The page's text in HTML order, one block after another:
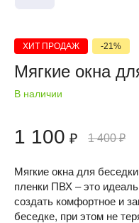
ХИТ ПРОДАЖ -21%
Мягкие окна
В наличии
1 100 ₽ 1 400₽
Мягкие окна для
пленки ПВХ – это
создать комфортное и
беседке, при этом не